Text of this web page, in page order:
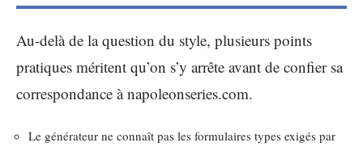
Au-delà de la question du style, plusieurs points
pratiques méritent qu’on s’y arrête avant de confier sa
correspondance à napoleonseries.com.
Le générateur ne connaît pas les formulaires types exigés par